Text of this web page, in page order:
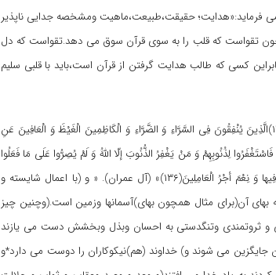
فرماید:«هدایت؛ حقیقت،طبیعت،ماهیت ومشخصه جدایی ناپذیر
چون تقواست که قلب را به سوی قرآن سوق می دهد.تقواست که دل
کسی که طالب هدایت گرفتن از قرآن است،باید با قلبی سلیم
۲. « وَ سَارِعُوا إِلَی مَغْفِرَهٍ مِنْ رَبِّکُمْ وَ جَنَّهٍ عَرْضُهَا السَّمَاوَاتُ وَالْأَرْضَ أُعِدَّتْ لِلْمُتَّقِینَ(۱۳۳)الَّذِینَ یُنْفِقُونَ فِی السَّرَّاءِ وَ الضَّرَّاءِ وَ الْکَاظِمِینَ الْغَیْظَ وَ الْعَافِینَ عَنِ
ذَکَرُوا اللهَ فَاسْتَغْفَرُوا لِذُنُوبِهِمْ وَ مَنْ یَغْفِرُ الذُّنُوبَ إلّا اللهَُ وَ لَمْ یُصِرُّوا عَلَی مَا فَعَلُوا
وَ هُمْ یَعْلَمُونَ(۱۳۵)أولئِکَ جَزَاؤُهُمْ مِنْ رَبِّهِمْ وَ جَنَّاتٍ تَجْرِی مِنْ تَحْتِهَا الأنْهَارُ خَالِدِینَ فِیها وَ نِعْمَ أجْرُ الْعَامِلِینَ(۱۳۶)» (آل عمران). « و (با اعمال شایسته و
آن(برای مثال همچون بهای)آسمانها وزمین است.(وچنین چیز
و ثروتمندی وتنگدستی به احسان وبذل وبخشش دست می یازند
می شوند و) خداوند (هم)نیکوکاران را دوست می دارد*و